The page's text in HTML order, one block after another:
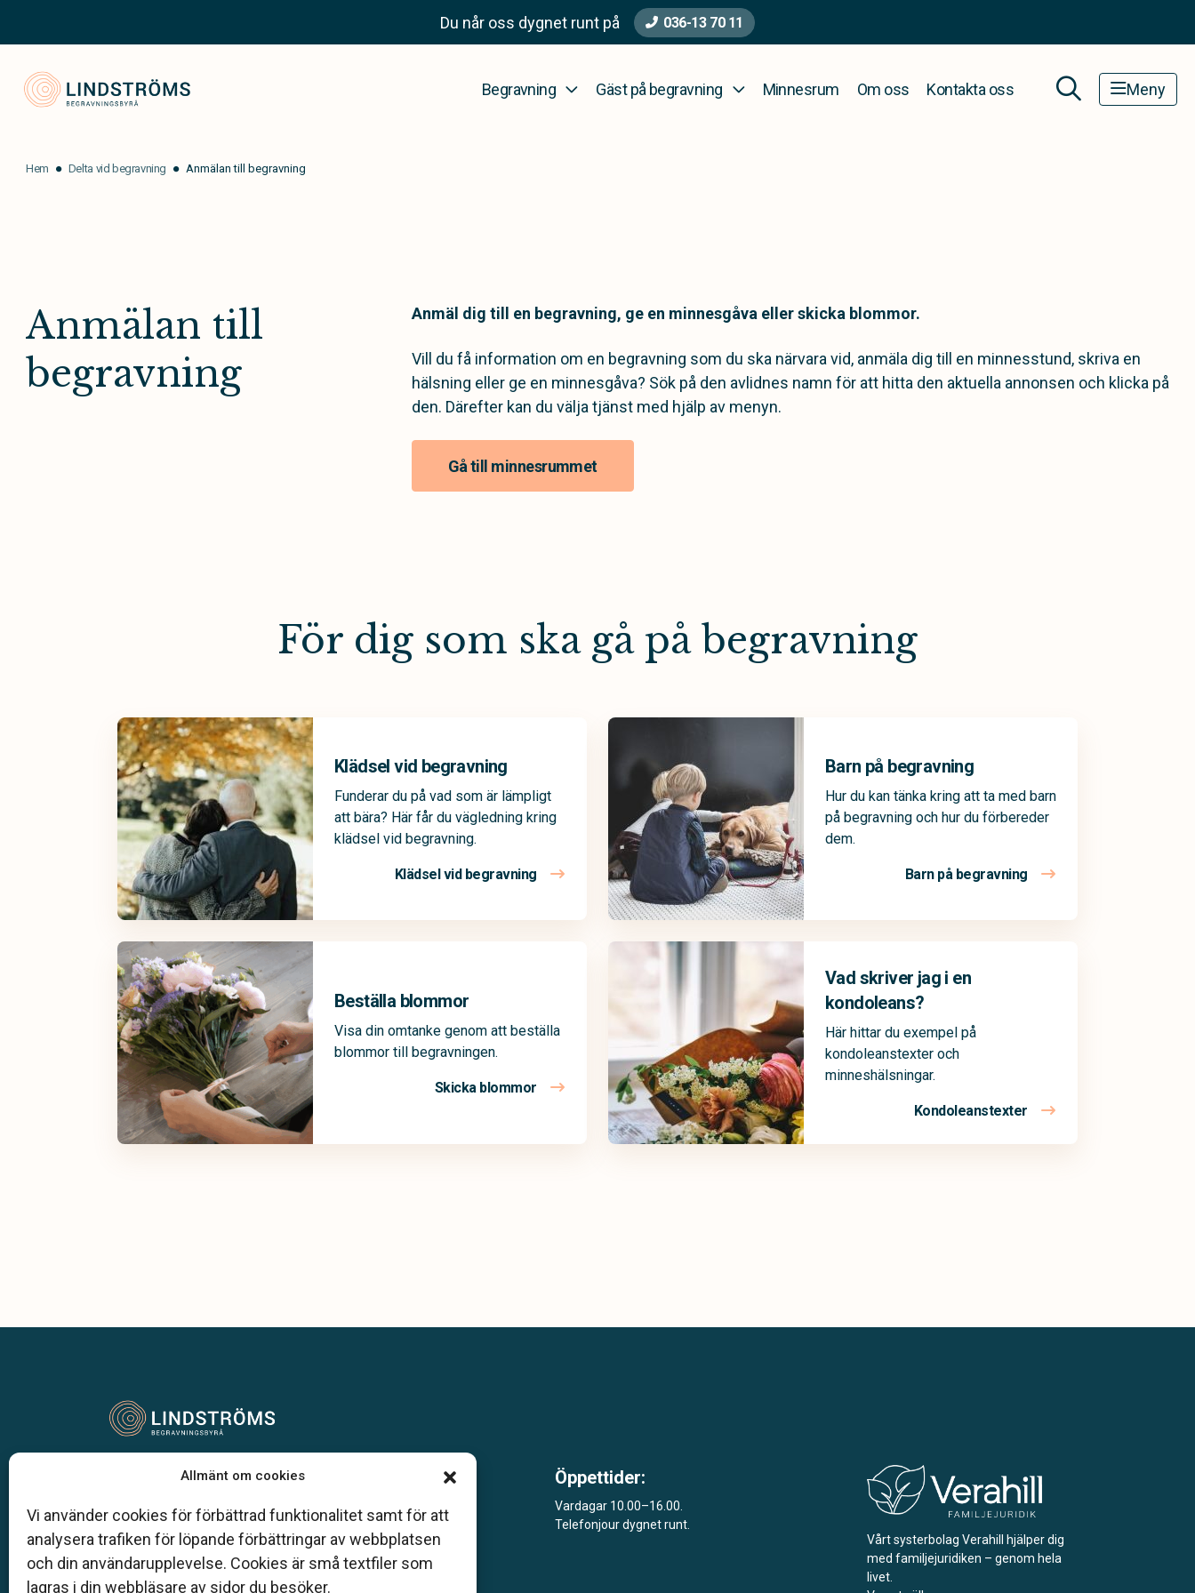
Allmänt om cookies
Vi använder cookies för förbättrad funktionalitet samt för att
analysera trafiken för löpande förbättringar av webbplatsen
och din användarupplevelse. Cookies är små textfiler som
lagras i din webbläsare av sidor du besöker.
Du når oss dygnet runt på 036-13 70 11
Begravning Gäst på begravning Minnesrum Om oss Kontakta oss Meny
Hem Delta vid begravning Anmälan till begravning
Anmälan till
begravning
Anmäl dig till en begravning, ge en minnesgåva eller skicka blommor.
Vill du få information om en begravning som du ska närvara vid, anmäla dig till en minnesstund, skriva en
hälsning eller ge en minnesgåva? Sök på den avlidnes namn för att hitta den aktuella annonsen och klicka på
den. Därefter kan du välja tjänst med hjälp av menyn.
Gå till minnesrummet
För dig som ska gå på begravning
Klädsel vid begravning
Funderar du på vad som är lämpligt
att bära? Här får du vägledning kring
klädsel vid begravning.
Klädsel vid begravning
Barn på begravning
Hur du kan tänka kring att ta med barn
på begravning och hur du förbereder
dem.
Barn på begravning
Beställa blommor
Visa din omtanke genom att beställa
blommor till begravningen.
Skicka blommor
Vad skriver jag i en
kondoleans?
Här hittar du exempel på
kondoleanstexter och
minneshälsningar.
Kondoleanstexter
Vår begravningsbyrå är en del av Klarahill.
auktoriserade inom Sveriges begravningsbyråers
förbund (SBF). Det personliga är centralt för oss, både
när det gäller bemötande och när vi utformar
skräddarsydda personliga begravningar.
Öppettider:
Vardagar 10.00–16.00.
Telefonjour dygnet runt.
Vårt systerbolag Verahill hjälper dig
med familjejuridiken – genom hela
livet.